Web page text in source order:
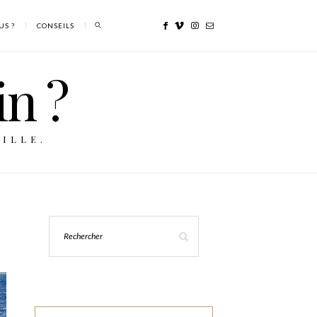
? CONSEILS
?